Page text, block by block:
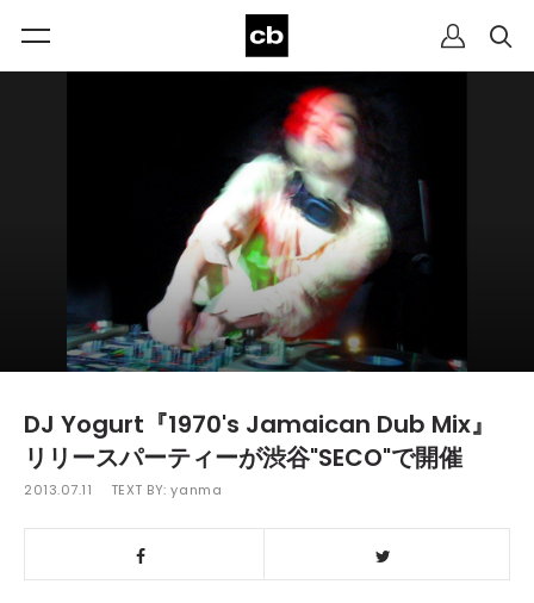
DJ Yogurt『1970's Jamaican Dub Mix』
リリースパーティーが渋谷"SECO"で開催
2013.07.11 TEXT BY:yanma